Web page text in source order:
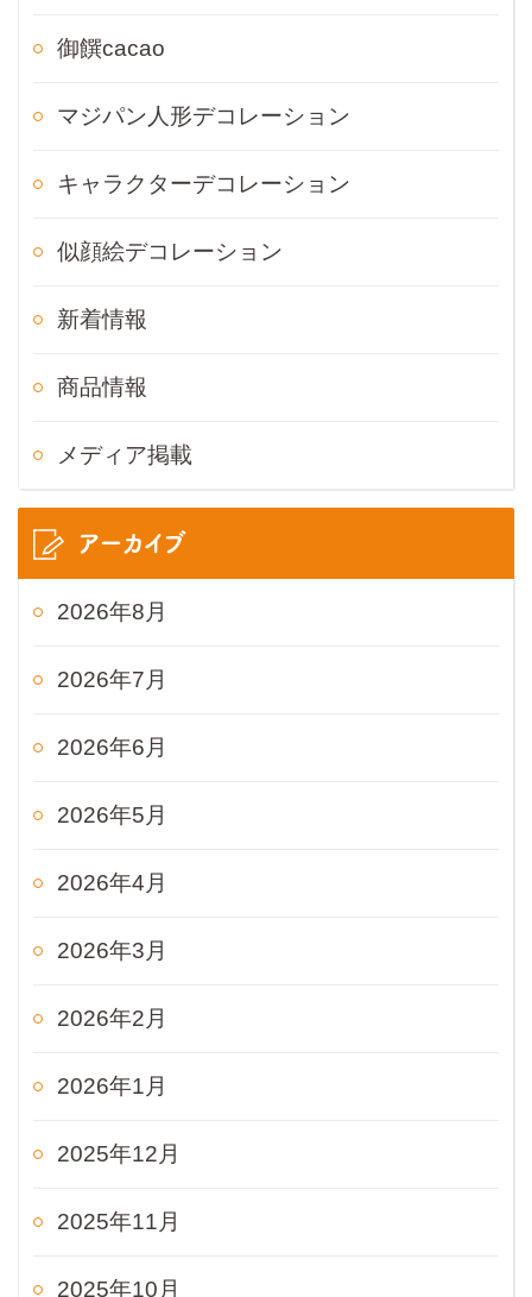
御饌cacao
マジパン人形デコレーション
キャラクターデコレーション
似顔絵デコレーション
新着情報
商品情報
メディア掲載
アーカイブ
2026年8月
2026年7月
2026年6月
2026年5月
2026年4月
2026年3月
2026年2月
2026年1月
2025年12月
2025年11月
2025年10月